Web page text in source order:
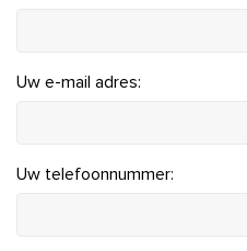
Uw e-mail adres:
Uw telefoonnummer: